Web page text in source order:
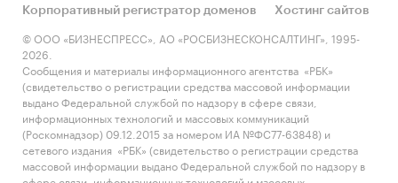
размеру и темпом роста (малый/крупный, с
опережающей динамикой/с отстающей
динамикой) в стратегической перспективе и в
текущей ситуации? Меняются ли позиции
региона с течением времени?
• Насколько рынок насыщен и какой у региона
потенциал роста, если сравнить его с
регионами со схожими доходами, со схожей
Корпоративный регистратор доменов
Хостинг сайтов
© ООО «БИЗНЕСПРЕСС», АО «РОСБИЗНЕСКОНСАЛТИНГ», 1995-
2026.
Сообщения и материалы информационного агентства «РБК»
(свидетельство о регистрации средства массовой информации
выдано Федеральной службой по надзору в сфере связи,
информационных технологий и массовых коммуникаций
(Роскомнадзор) 09.12.2015 за номером ИА №ФС77-63848) и
сетевого издания «РБК» (свидетельство о регистрации средства
массовой информации выдано Федеральной службой по надзору в